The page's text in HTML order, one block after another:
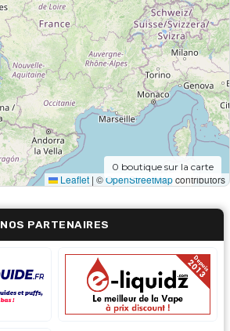
Leaflet | ©OpenStreetMapcontributors
0 boutique sur la carte
NOS PARTENAIRES